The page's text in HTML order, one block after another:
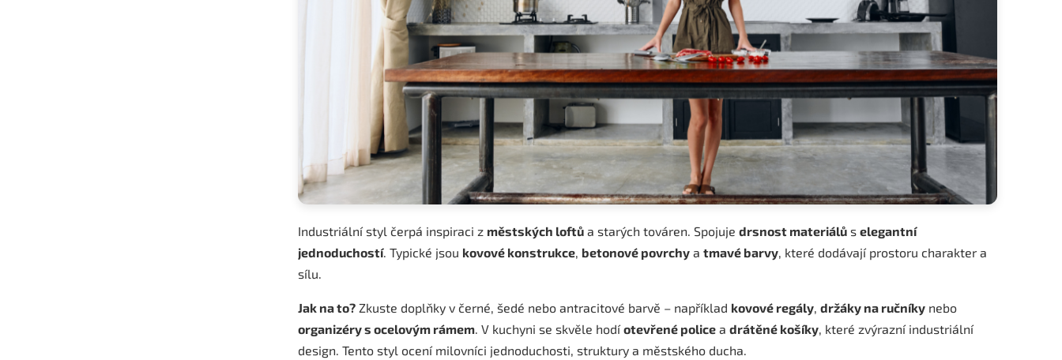
Industriální styl čerpá inspiraci z městských loftů a starých továren. Spojuje drsnost materiálů s elegantní
jednoduchostí. Typické jsou kovové konstrukce, betonové povrchy a tmavé barvy, které dodávají prostoru charakter a
sílu.
Jak na to? Zkuste doplňky v černé, šedé nebo antracitové barvě – například kovové regály, držáky na ručníky nebo
organizéry s ocelovým rámem. V kuchyni se skvěle hodíotevřené police a drátěné košíky, které zvýrazní industriální
design. Tento styl ocení milovníci jednoduchosti, struktury a městského ducha.